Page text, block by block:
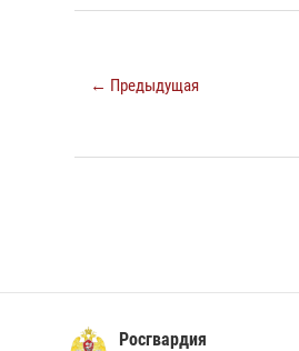
← Предыдущая
Росгвардия